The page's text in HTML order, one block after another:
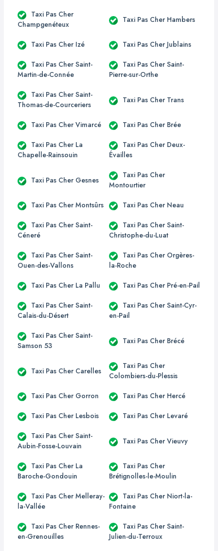
Taxi Pas Cher
Champgenéteux
Taxi Pas Cher Hambers
Taxi Pas Cher Izé Taxi Pas Cher Jublains
Taxi Pas Cher Saint-
Martin-de-Connée
Taxi Pas Cher Saint-
Pierre-sur-Orthe
Taxi Pas Cher Saint-
Thomas-de-Courceriers
Taxi Pas Cher Trans
Taxi Pas Cher Vimarcé Taxi Pas Cher Brée
Taxi Pas Cher La
Chapelle-Rainsouin
Taxi Pas Cher Deux-
Évailles
Taxi Pas Cher Gesnes
Taxi Pas Cher
Montourtier
Taxi Pas Cher Montsûrs Taxi Pas Cher Neau
Taxi Pas Cher Saint-
Céneré
Taxi Pas Cher Saint-
Christophe-du-Luat
Taxi Pas Cher Saint-
Ouen-des-Vallons
Taxi Pas Cher Orgères-
la-Roche
Taxi Pas Cher La Pallu Taxi Pas Cher Pré-en-Pail
Taxi Pas Cher Saint-
Calais-du-Désert
Taxi Pas Cher Saint-Cyr-
en-Pail
Taxi Pas Cher Saint-
Samson 53
Taxi Pas Cher Brécé
Taxi Pas Cher Carelles
Taxi Pas Cher
Colombiers-du-Plessis
Taxi Pas Cher Gorron Taxi Pas Cher Hercé
Taxi Pas Cher Lesbois Taxi Pas Cher Levaré
Taxi Pas Cher Saint-
Aubin-Fosse-Louvain
Taxi Pas Cher Vieuvy
Taxi Pas Cher La
Baroche-Gondouin
Taxi Pas Cher
Brétignolles-le-Moulin
Taxi Pas Cher Melleray-
la-Vallée
Taxi Pas Cher Niort-la-
Fontaine
Taxi Pas Cher Rennes-
en-Grenouilles
Taxi Pas Cher Saint-
Julien-du-Terroux